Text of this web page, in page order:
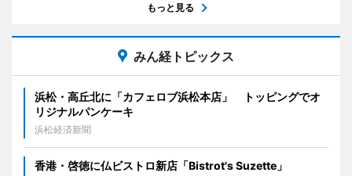
もっと見る
みん経トピックス
浜松・高丘北に「カフェロブ浜松本店」 トッピングでオ
リジナルパンケーキ
浜松経済新聞
香港・啓徳に仏ビストロ新店「Bistrot's Suzette」